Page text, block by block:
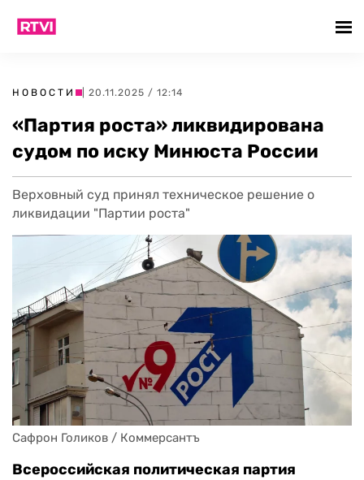
НОВОСТИ | 20.11.2025 / 12:14
«Партия роста» ликвидирована
судом по иску Минюста России
Верховный суд принял техническое решение о
ликвидации "Партии роста"
Сафрон Голиков / Коммерсантъ
Всероссийская политическая партия